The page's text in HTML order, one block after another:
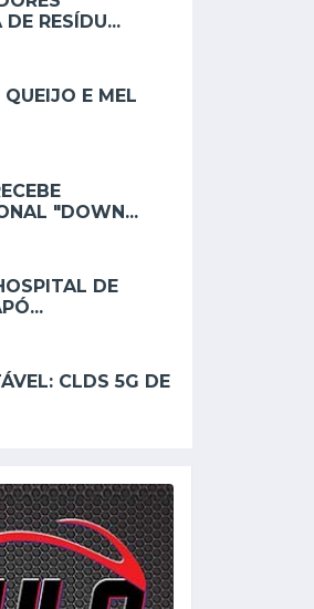
RESÍDU...
QUEIJO E MEL
"DOWN...
DE
CLDS 5G DE